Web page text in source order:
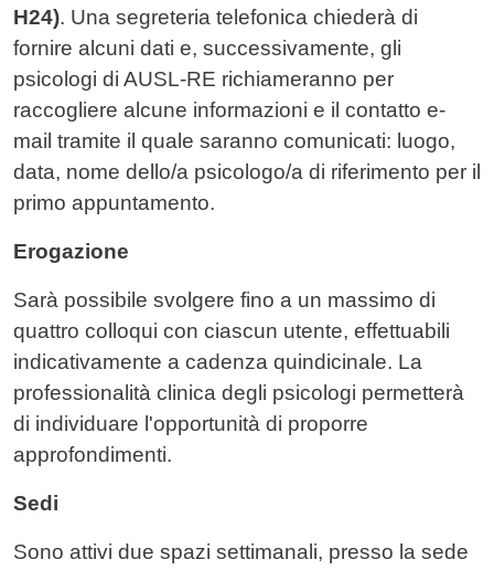
H24). Una segreteria telefonica chiederà di
fornire alcuni dati e, successivamente, gli
psicologi di AUSL-RE richiameranno per
raccogliere alcune informazioni e il contatto e-
mail tramite il quale saranno comunicati: luogo,
data, nome dello/a psicologo/a di riferimento per il
primo appuntamento.
Erogazione
Sarà possibile svolgere fino a un massimo di
quattro colloqui con ciascun utente, effettuabili
indicativamente a cadenza quindicinale. La
professionalità clinica degli psicologi permetterà
di individuare l'opportunità di proporre
approfondimenti.
Sedi
Sono attivi due spazi settimanali, presso la sede